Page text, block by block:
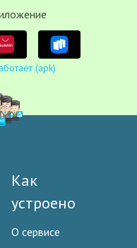
(apk)
Как
устроено
О сервисе